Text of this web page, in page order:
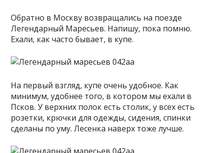
Обратно в Москву возвращались на поезде
Легендарный Маресьев. Напишу, пока помню.
Ехали, как часто бывает, в купе.
На первый взгляд, купе очень удобное. Как
минимум, удобнее того, в котором мы ехали в
Псков. У верхних полок есть столик, у всех есть
розетки, крючки для одежды, сидения, спинки
сделаны по уму. Лесенка наверх тоже лучше.